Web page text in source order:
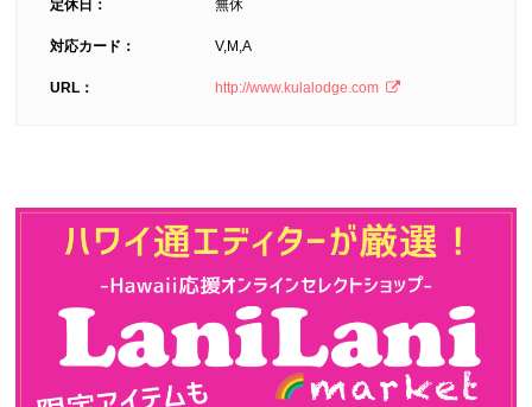
定休日： 無休
対応カード： V,M,A
URL： http://www.kulalodge.com